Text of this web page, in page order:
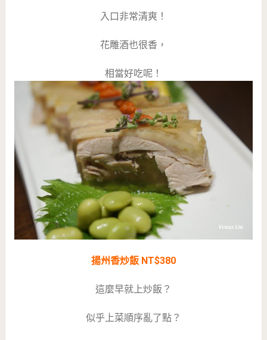
入口非常清爽！
花雕酒也很香，
相當好吃呢！
揚州香炒飯 NT$380
這麼早就上炒飯？
似乎上菜順序亂了點？